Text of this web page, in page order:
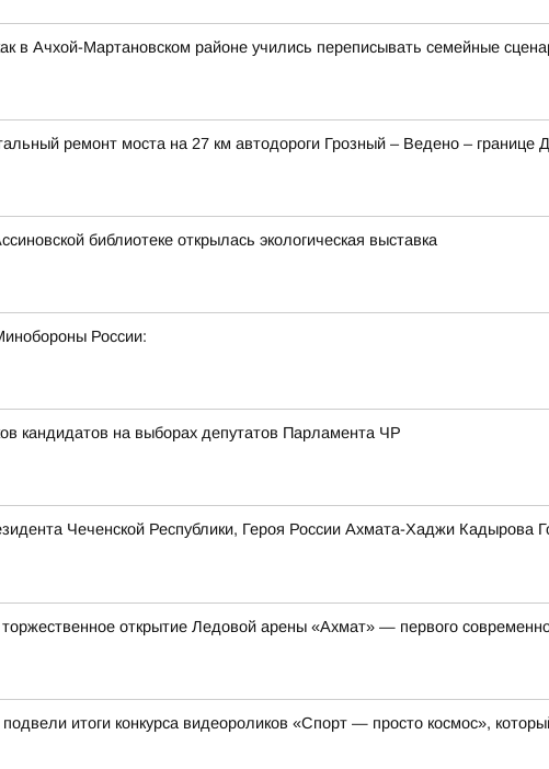
в Ачхой-Мартановском районе учились переписывать семейные
ремонт моста на 27 км автодороги Грозный – Ведено – границе
библиотеке открылась экологическая выставка
России:
кандидатов на выборах депутатов Парламента ЧР
Чеченской Республики, Героя России Ахмата-Хаджи Кадырова
открытие Ледовой арены «Ахмат» — первого
итоги конкурса видеороликов «Спорт — просто космос»,